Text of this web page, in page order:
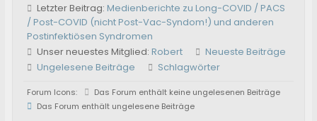
Letzter Beitrag: Medienberichte zu Long-COVID / PACS
/ Post-COVID (nicht Post-Vac-Syndom!) und anderen
Postinfektiösen Syndromen
Unser neuestes Mitglied: Robert
Neueste Beiträge
Ungelesene Beiträge
Schlagwörter
Forum Icons:
Das Forum enthält keine ungelesenen Beiträge
Das Forum enthält ungelesene Beiträge